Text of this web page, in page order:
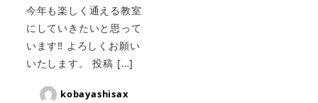
今年も楽しく通える教室
にしていきたいと思って
います‼ よろしくお願い
いたします。 投稿 […]
kobayashisax